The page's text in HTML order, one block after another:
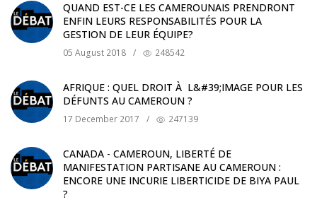
QUAND EST-CE LES CAMEROUNAIS PRENDRONT
ENFIN LEURS RESPONSABILITÉS POUR LA
GESTION DE LEUR ÉQUIPE?
05 August 2018 / 248542
AFRIQUE : QUEL DROIT À L&#39;IMAGE POUR LES
DÉFUNTS AU CAMEROUN ?
17 December 2017 / 247139
CANADA - CAMEROUN, LIBERTÉ DE
MANIFESTATION PARTISANE AU CAMEROUN :
ENCORE UNE INCURIE LIBERTICIDE DE BIYA PAUL
?